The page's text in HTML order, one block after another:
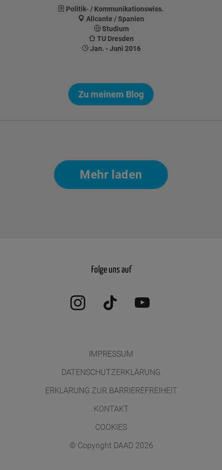
Politik- / Kommunikationswiss.
Alicante / Spanien
Studium
TU Dresden
Jan. - Juni 2016
Zu meinem Blog
Seitennummerierung
Mehr laden
Folge uns auf
InstagramTikTok YouTube
IMPRESSUM
DATENSCHUTZERKLÄRUNG
ERKLÄRUNG ZUR BARRIEREFREIHEIT
KONTAKT
COOKIES
© Copyright DAAD 2026